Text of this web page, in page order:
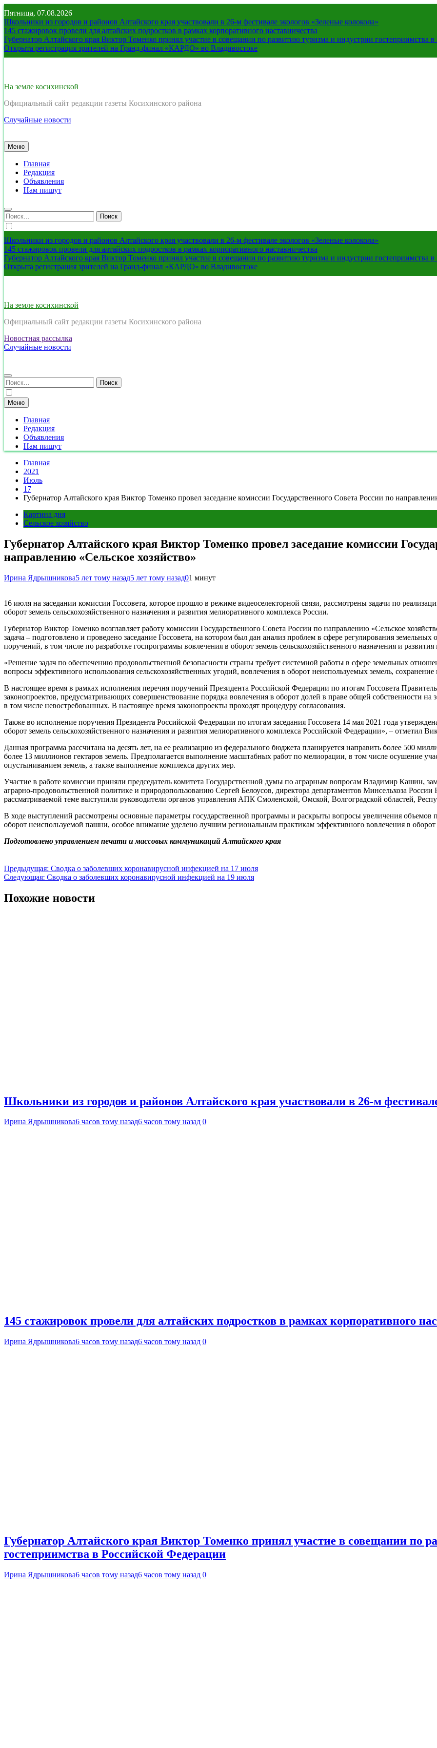
Перейти
к
содержимому
Пятница, 07.08.2026
Школьники из городов и районов Алтайского края участвовали в 26-м фестивале экологов «Зеленые колокола»
145 стажировок провели для алтайских подростков в рамках корпоративного наставничества
Губернатор Алтайского края Виктор Томенко принял участие в совещании по развитию туризма и индустрии гостеприимства
Открыта регистрация зрителей на Гранд-финал «КАРДО» во Владивостоке
На земле косихинской
Официальный сайт редакции газеты Косихинского района
Случайные новости
Меню
Главная
Редакция
Объявления
Нам пишут
Найти:
Школьники из городов и районов Алтайского края участвовали в 26-м фестивале экологов «Зеленые колокола»
145 стажировок провели для алтайских подростков в рамках корпоративного наставничества
Губернатор Алтайского края Виктор Томенко принял участие в совещании по развитию туризма и индустрии гостеприимства
Открыта регистрация зрителей на Гранд-финал «КАРДО» во Владивостоке
На земле косихинской
Официальный сайт редакции газеты Косихинского района
Новостная рассылка
Случайные новости
Найти:
Меню
Главная
Редакция
Объявления
Нам пишут
Главная
2021
Июль
17
Губернатор Алтайского края Виктор Томенко провел заседание комиссии Государственного Совета России по
Картина дня
Сельское хозяйство
Губернатор Алтайского края Виктор Томенко провел заседание комиссии
направлению «Сельское хозяйство»
Ирина Ядрышникова5 лет тому назад5 лет тому назад01 минут
16 июля на заседании комиссии Госсовета, которое прошло в режиме видеоселекторной связи, рассмотрены задачи по
оборот земель сельскохозяйственного назначения и развития мелиоративного комплекса России.
Губернатор Виктор Томенко возглавляет работу комиссии Государственного Совета России по направлению «Сельское
задача – подготовлено и проведено заседание Госсовета, на котором был дан анализ проблем в сфере регулирования
поручений, в том числе по разработке госпрограммы вовлечения в оборот земель сельскохозяйственного назначения и
«Решение задач по обеспечению продовольственной безопасности страны требует системной работы в сфере земельных
вопросы эффективного использования сельскохозяйственных угодий, вовлечения в оборот неиспользуемых земель,
В настоящее время в рамках исполнения перечня поручений Президента Российской Федерации по итогам Госсовета
законопроектов, предусматривающих совершенствование порядка вовлечения в оборот долей в праве общей собственности на
в том числе невостребованных. В настоящее время законопроекты проходят процедуру согласования.
Также во исполнение поручения Президента Российской Федерации по итогам заседания Госсовета 14 мая 2021 года
оборот земель сельскохозяйственного назначения и развития мелиоративного комплекса Российской Федерации», – отметил
Данная программа рассчитана на десять лет, на ее реализацию из федерального бюджета планируется направить более 500
более 13 миллионов гектаров земель. Предполагается выполнение масштабных работ по мелиорации, в том числе осушение
опустыниванием земель, а также выполнение комплекса других мер.
Участие в работе комиссии приняли председатель комитета Государственной думы по аграрным вопросам Владимир Кашин,
аграрно-продовольственной политике и природопользованию Сергей Белоусов, директора департаментов Минсельхоза
рассматриваемой теме выступили руководители органов управления АПК Смоленской, Омской, Волгоградской областей,
В ходе выступлений рассмотрены основные параметры государственной программы и раскрыты вопросы увеличения объемов
оборот неиспользуемой пашни, особое внимание уделено лучшим региональным практикам эффективного вовлечения в оборот
Подготовлено управлением печати и массовых коммуникаций Алтайского края
Навигация
по
записям
Предыдущая: Сводка о заболевших коронавирусной инфекцией на 17 июля
Следующая: Сводка о заболевших коронавирусной инфекцией на 19 июля
Похожие новости
Школьники из городов и районов Алтайского края участвовали в 26-м
Ирина Ядрышникова6 часов тому назад6 часов тому назад 0
145 стажировок провели для алтайских подростков в рамках корпоративного
Ирина Ядрышникова6 часов тому назад6 часов тому назад 0
Губернатор Алтайского края Виктор Томенко принял участие в совещании по
гостеприимства в Российской Федерации
Ирина Ядрышникова6 часов тому назад6 часов тому назад 0